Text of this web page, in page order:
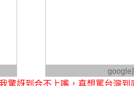
google
驚訝到合不上嘴，真想罵台灣